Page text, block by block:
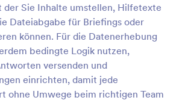
Sie Inhalte umstellen, Hilfetexte
Dateiabgabe für Briefings oder
können. Für die Datenerhebung
bedingte Logik nutzen,
versenden und
einrichten, damit jede
ohne Umwege beim richtigen Team
erleichtert die
Organisation von Feier-Anfragen für
Dienstleister und private Gastgeber,
und Formularantworten
bündelt.
Vorlage verwenden